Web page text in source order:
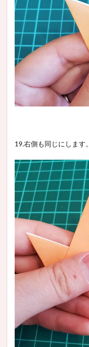
19.右側も同じにします。